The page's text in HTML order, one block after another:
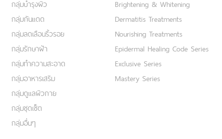
กลุ่มบำรุงผิว
กลุ่มกันแดด
กลุ่มลดเลือนริ้วรอย
กลุ่มรักษาฝ้า
กลุ่มทำความสะอาด
กลุ่มอาหารเสริม
กลุ่มดูแลผิวกาย
กลุ่มชุดเซ็ต
กลุ่มอื่นๆ
Brightening & Whitening
Dermatitis Treatments
Nourishing Treatments
Epidermal Healing Code Series
Exclusive Series
Mastery Series